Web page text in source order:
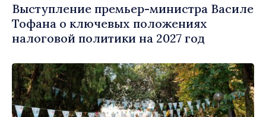
Выступление премьер-министра Василе
Тофана о ключевых положениях
налоговой политики на 2027 год